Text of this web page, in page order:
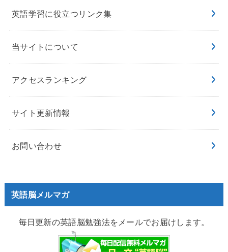
英語学習に役立つリンク集
当サイトについて
アクセスランキング
サイト更新情報
お問い合わせ
英語脳メルマガ
毎日更新の英語脳勉強法をメールでお届けします。